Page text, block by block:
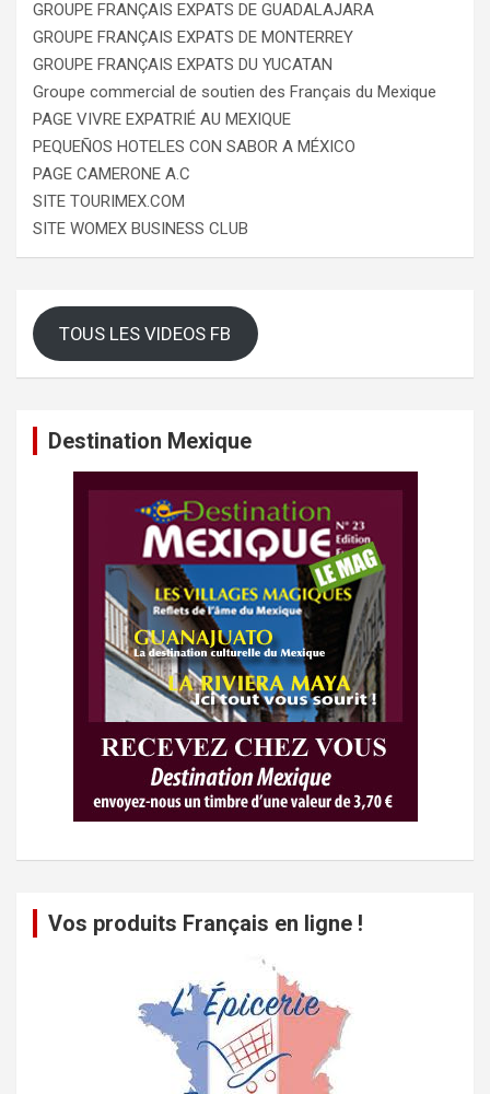
GROUPE FRANÇAIS EXPATS DE GUADALAJARA
GROUPE FRANÇAIS EXPATS DE MONTERREY
GROUPE FRANÇAIS EXPATS DU YUCATAN
Groupe commercial de soutien des Français du Mexique
PAGE VIVRE EXPATRIÉ AU MEXIQUE
PEQUEÑOS HOTELES CON SABOR A MÉXICO
PAGE CAMERONE A.C
SITE TOURIMEX.COM
SITE WOMEX BUSINESS CLUB
TOUS LES VIDEOS FB
Destination Mexique
Vos produits Français en ligne !